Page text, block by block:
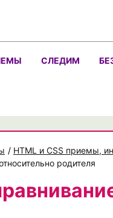
СЛЕДИМ
/ HTML и CSS приемы,
родителя